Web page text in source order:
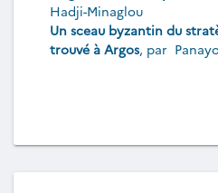
Hadji-Minaglou
Un sceau byzantin du
trouvé à Argos, par